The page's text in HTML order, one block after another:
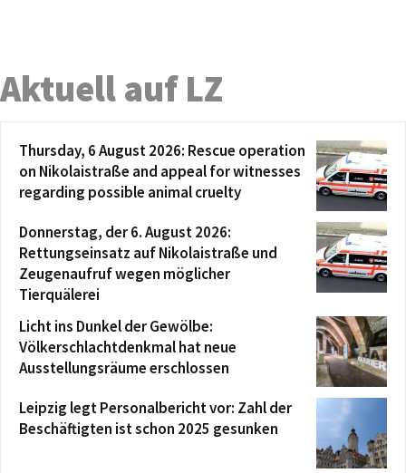
Aktuell auf LZ
Thursday, 6 August 2026: Rescue operation
on Nikolaistraße and appeal for witnesses
regarding possible animal cruelty
Donnerstag, der 6. August 2026:
Rettungseinsatz auf Nikolaistraße und
Zeugenaufruf wegen möglicher
Tierquälerei
Licht ins Dunkel der Gewölbe:
Völkerschlachtdenkmal hat neue
Ausstellungsräume erschlossen
Leipzig legt Personalbericht vor: Zahl der
Beschäftigten ist schon 2025 gesunken